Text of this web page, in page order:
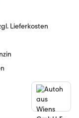
Lieferkosten